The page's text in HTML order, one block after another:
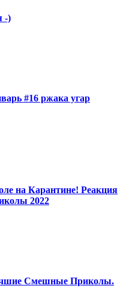
-)
#16 ржака угар
на Карантине! Реакция
2022
Смешные Приколы.